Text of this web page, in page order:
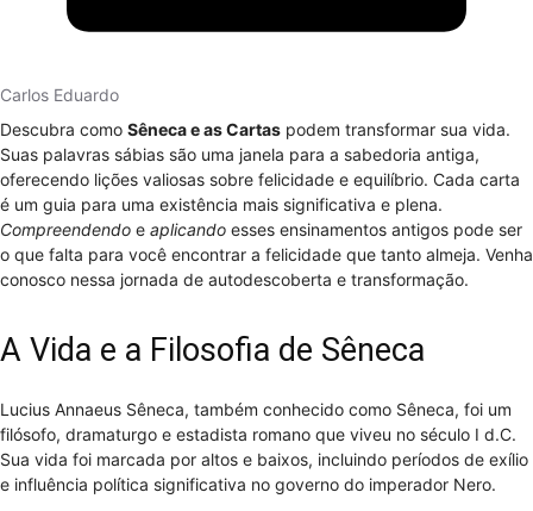
Carlos Eduardo
Descubra como Sêneca e as Cartas podem transformar sua vida.
Suas palavras sábias são uma janela para a sabedoria antiga,
oferecendo lições valiosas sobre felicidade e equilíbrio. Cada carta
é um guia para uma existência mais significativa e plena.
Compreendendo e aplicando esses ensinamentos antigos pode ser
o que falta para você encontrar a felicidade que tanto almeja. Venha
conosco nessa jornada de autodescoberta e transformação.
A Vida e a Filosofia de Sêneca
Lucius Annaeus Sêneca, também conhecido como Sêneca, foi um
filósofo, dramaturgo e estadista romano que viveu no século I d.C.
Sua vida foi marcada por altos e baixos, incluindo períodos de exílio
e influência política significativa no governo do imperador Nero.